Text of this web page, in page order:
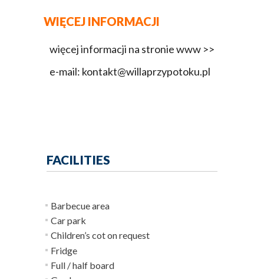
WIĘCEJ INFORMACJI
więcej informacji na stronie www >>
e-mail: kontakt@willaprzypotoku.pl
FACILITIES
Barbecue area
Car park
Children’s cot on request
Fridge
Full / half board